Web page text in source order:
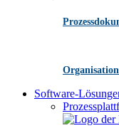
Software-